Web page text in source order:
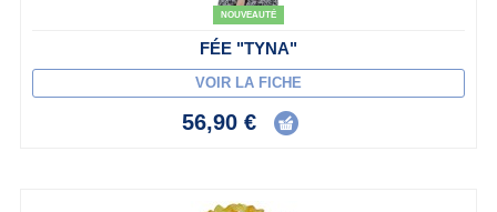
NOUVEAUTÉ
FÉE "TYNA"
VOIR LA FICHE
56,90 €